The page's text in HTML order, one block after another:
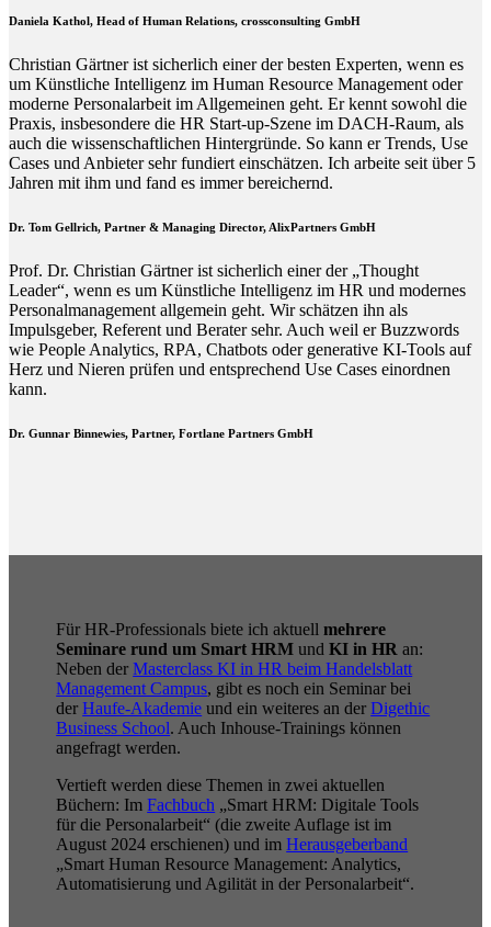
Daniela Kathol, Head of Human Relations, crossconsulting GmbH
Christian Gärtner ist sicherlich einer der besten Experten, wenn es
um Künstliche Intelligenz im Human Resource Management oder
moderne Personalarbeit im Allgemeinen geht. Er kennt sowohl die
Praxis, insbesondere die HR Start-up-Szene im DACH-Raum, als
auch die wissenschaftlichen Hintergründe. So kann er Trends, Use
Cases und Anbieter sehr fundiert einschätzen. Ich arbeite seit über 5
Jahren mit ihm und fand es immer bereichernd.
Dr. Tom Gellrich, Partner & Managing Director, AlixPartners GmbH
Prof. Dr. Christian Gärtner ist sicherlich einer der „Thought
Leader“, wenn es um Künstliche Intelligenz im HR und modernes
Personalmanagement allgemein geht. Wir schätzen ihn als
Impulsgeber, Referent und Berater sehr. Auch weil er Buzzwords
wie People Analytics, RPA, Chatbots oder generative KI-Tools auf
Herz und Nieren prüfen und entsprechend Use Cases einordnen
kann.
Dr. Gunnar Binnewies, Partner, Fortlane Partners GmbH
Für HR-Professionals biete ich aktuellmehrere
Seminare rund um Smart HRM undKI in HR an:
Neben derMasterclass KI in HR beim Handelsblatt
Management Campus, gibt es noch ein Seminar bei
derHaufe-Akademie und ein weiteres an derDigethic
Business School. Auch Inhouse-Trainings können
angefragt werden.
Vertieft werden diese Themen in zwei aktuellen
Büchern: ImFachbuch „Smart HRM: Digitale Tools
für die Personalarbeit“ (die zweite Auflage ist im
August 2024 erschienen) und imHerausgeberband
„Smart Human Resource Management: Analytics,
Automatisierung und Agilität in der Personalarbeit“.